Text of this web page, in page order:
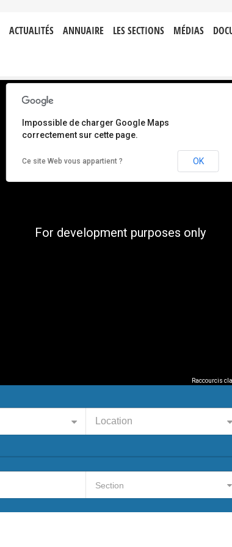
ACTUALITÉS ANNUAIRE LES SECTIONS MÉDIAS
For development purposes only
Raccourcis
Impossible de charger Google Maps
correctement sur cette page.
Ce site Web vous appartient ? OK
Location
Section